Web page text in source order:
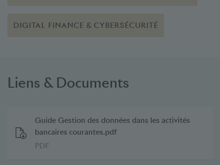
DIGITAL FINANCE & CYBERSÉCURITÉ
Liens & Documents
Guide Gestion des données dans les activités
bancaires courantes.pdf
PDF